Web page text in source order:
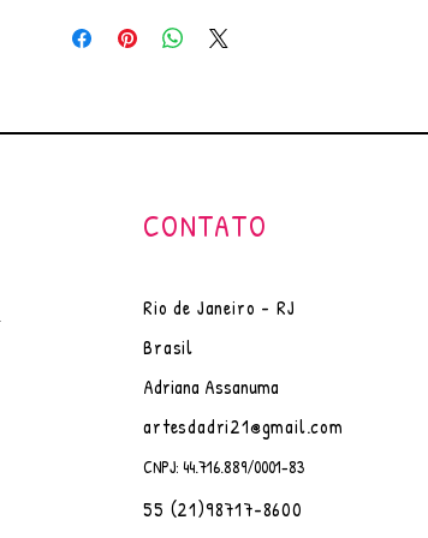
Embalagens de envio feitas de
Obs.: Postagem em até 4 dias úteis,
CONTATO
Rio de Janeiro - RJ
Brasil
Adriana Assanuma
artesdadri21@gmail.com
CNPJ: 44.716.889/0001-83
55 (21)98717-8600